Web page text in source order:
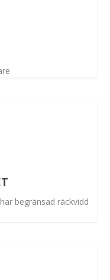
begränsad räckvidd